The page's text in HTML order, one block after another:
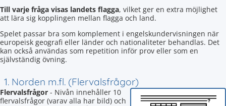
Till varje fråga visas landets flagga, vilket ger en extra möjlighet
att lära sig kopplingen mellan flagga och land.
Spelet passar bra som komplement i engelskundervisningen när
europeisk geografi eller länder och nationaliteter behandlas. Det
kan också användas som repetition inför prov eller som en
självständig övning.
1. Norden m.fl. (Flervalsfrågor)
Flervalsfrågor - Nivån innehåller 10
flervalsfrågor (varav alla har bild) och